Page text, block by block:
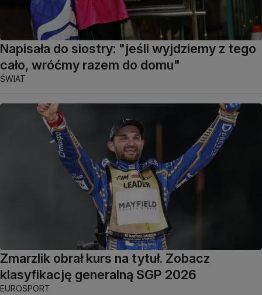
Napisała do siostry: "jeśli wyjdziemy z tego
cało, wróćmy razem do domu"
ŚWIAT
Zmarzlik obrał kurs na tytuł. Zobacz
klasyfikację generalną SGP 2026
EUROSPORT